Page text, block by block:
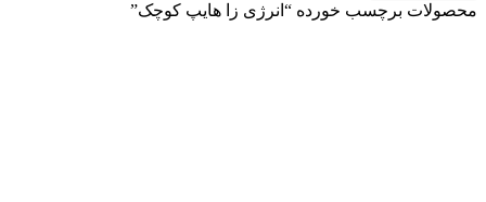
محصولات برچسب خورده “انرژی زا هایپ کوچک”